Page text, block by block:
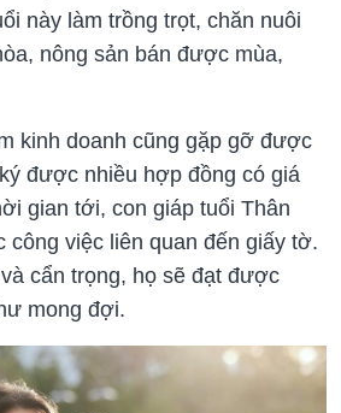
này làm trồng trọt, chăn nuôi
nông sản bán được mùa,
kinh doanh cũng gặp gỡ được
được nhiều hợp đồng có giá
gian tới, con giáp tuổi Thân
công việc liên quan đến giấy tờ.
cẩn trọng, họ sẽ đạt được
mong đợi.